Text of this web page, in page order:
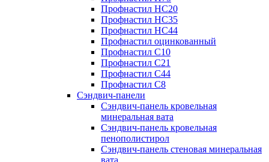
Профнастил НС20
Профнастил НС35
Профнастил НС44
Профнастил оцинкованный
Профнастил С10
Профнастил С21
Профнастил С44
Профнастил С8
Сэндвич-панели
Сэндвич-панель кровельная
минеральная вата
Сэндвич-панель кровельная
пенополистирол
Сэндвич-панель стеновая минеральная
вата